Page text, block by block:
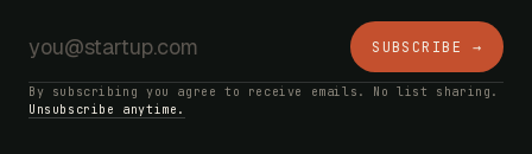
SUBSCRIBE →
By subscribing you agree to receive emails. No list sharing.
Unsubscribe anytime.